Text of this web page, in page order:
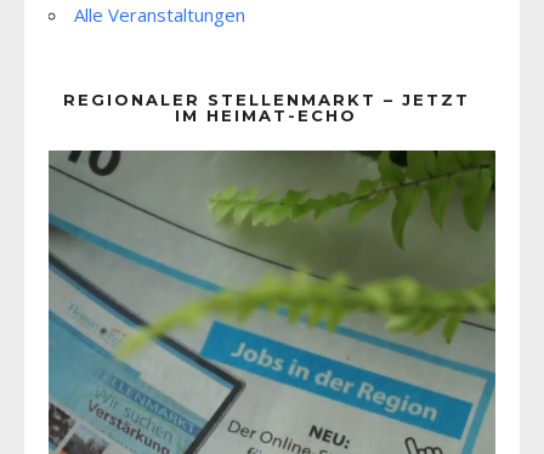
Alle Veranstaltungen
REGIONALER STELLENMARKT – JETZT
IM HEIMAT-ECHO
Player